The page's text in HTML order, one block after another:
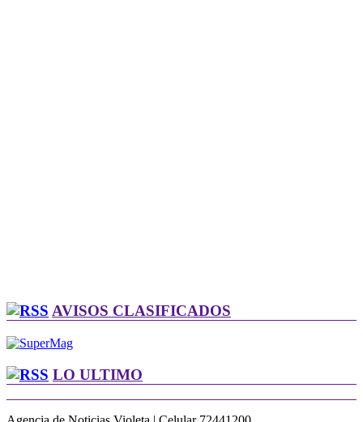
AVISOS CLASIFICADOS
LO ULTIMO